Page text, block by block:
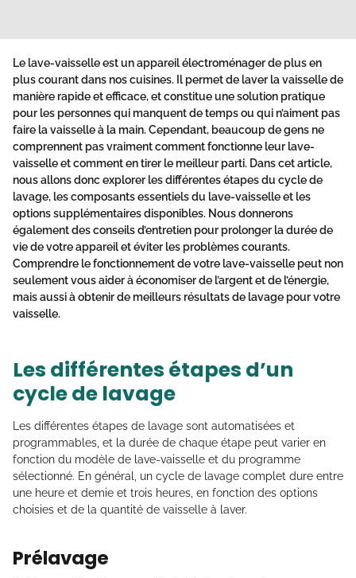
Le lave-vaisselle est un appareil électroménager de plus en
plus courant dans nos cuisines. Il permet de laver la vaisselle de
manière rapide et efficace, et constitue une solution pratique
pour les personnes qui manquent de temps ou qui n’aiment pas
faire la vaisselle à la main. Cependant, beaucoup de gens ne
comprennent pas vraiment comment fonctionne leur lave-
vaisselle et comment en tirer le meilleur parti. Dans cet article,
nous allons donc explorer les différentes étapes du cycle de
lavage, les composants essentiels du lave-vaisselle et les
options supplémentaires disponibles. Nous donnerons
également des conseils d’entretien pour prolonger la durée de
vie de votre appareil et éviter les problèmes courants.
Comprendre le fonctionnement de votre lave-vaisselle peut non
seulement vous aider à économiser de l’argent et de l’énergie,
mais aussi à obtenir de meilleurs résultats de lavage pour votre
vaisselle.
Les différentes étapes d’un
cycle de lavage
Les différentes étapes de lavage sont automatisées et
programmables, et la durée de chaque étape peut varier en
fonction du modèle de lave-vaisselle et du programme
sélectionné. En général, un cycle de lavage complet dure entre
une heure et demie et trois heures, en fonction des options
choisies et de la quantité de vaisselle à laver.
Prélavage